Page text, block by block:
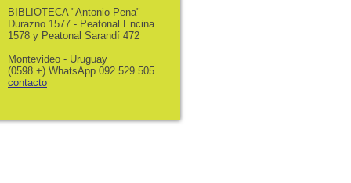
BIBLIOTECA "Antonio Pena"
Durazno 1577 - Peatonal Encina
1578 y Peatonal Sarandí 472
Montevideo - Uruguay
(0598 +) WhatsApp 092 529 505
contacto